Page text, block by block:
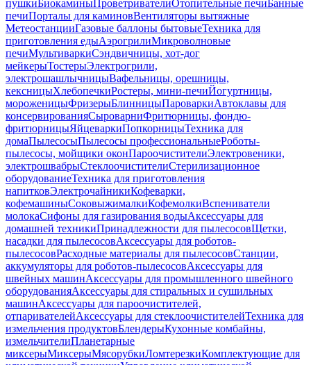
пушкиБиокаминыПроветривателиОтопительные печиБанные
печиПорталы для каминовВентиляторы вытяжные
МетеостанцииГазовые баллоны бытовыеТехника для
приготовления едыАэрогрилиМикроволновые
печиМультиваркиСэндвичницы, хот-дог
мейкерыТостерыЭлектрогрили,
электрошашлычницыВафельницы, орешницы,
кексницыХлебопечкиРостеры, мини-печиЙогуртницы,
мороженицыФризерыБлинницыПароваркиАвтоклавы для
консервированияСыроварниФритюрницы, фондю-
фритюрницыЯйцеваркиПопкорницыТехника для
домаПылесосыПылесосы профессиональныеРоботы-
пылесосы, мойщики оконПароочистителиЭлектровеники,
электрошвабрыСтеклоочистителиСтерилизационное
оборудованиеТехника для приготовления
напитковЭлектрочайникиКофеварки,
кофемашиныСоковыжималкиКофемолкиВспениватели
молокаСифоны для газирования водыАксессуары для
домашней техникиПринадлежности для пылесосовЩетки,
насадки для пылесосовАксессуары для роботов-
пылесосовРасходные материалы для пылесосовСтанции,
аккумуляторы для роботов-пылесосовАксессуары для
швейных машинАксессуары для промышленного швейного
оборудованияАксессуары для стиральных и сушильных
машинАксессуары для пароочистителей,
отпаривателейАксессуары для стеклоочистителейТехника для
измельчения продуктовБлендерыКухонные комбайны,
измельчителиПланетарные
миксерыМиксерыМясорубкиЛомтерезкиКомплектующие для